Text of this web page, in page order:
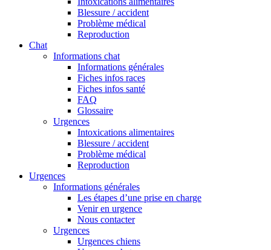
Blessure / accident
Problème médical
Reproduction
Chat
Informations chat
Informations générales
Fiches infos races
Fiches infos santé
FAQ
Glossaire
Urgences
Intoxications alimentaires
Blessure / accident
Problème médical
Reproduction
Urgences
Informations générales
Les étapes d’une prise en charge
Venir en urgence
Nous contacter
Urgences
Urgences chiens